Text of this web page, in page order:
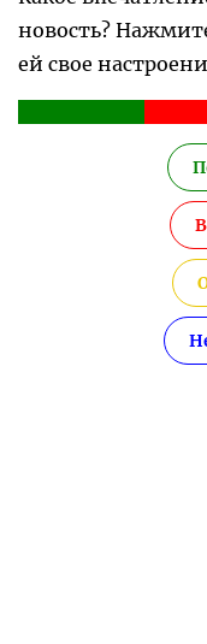
новость?
ей свое